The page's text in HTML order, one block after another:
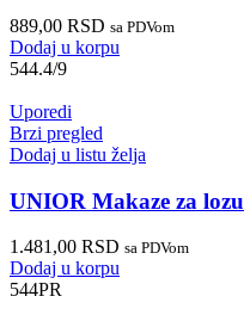
889,00 RSD sa PDVom
Dodaj u korpu
544.4/9
Uporedi
Brzi pregled
Dodaj u listu želja
UNIOR Makaze za lozu
1.481,00 RSD sa PDVom
Dodaj u korpu
544PR